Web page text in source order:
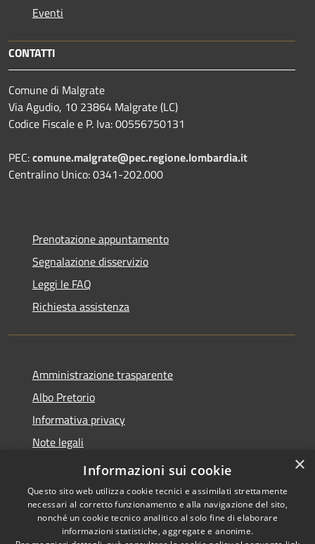
Eventi
CONTATTI
Comune di Malgrate
Via Agudio, 10 23864 Malgrate (LC)
Codice Fiscale e P. Iva: 00556750131
PEC:comune.malgrate@pec.regione.lombardia.it
Centralino Unico: 0341-202.000
Prenotazione appuntamento
Segnalazione disservizio
Leggi le FAQ
Richiesta assistenza
Amministrazione trasparente
Albo Pretorio
Informativa privacy
Note legali
Dichiarazione di accessibilità
Copyright © 2026 • Comune di
×
Informazioni sui cookie
Questo sito web utilizza cookie tecnici e assimilati strettamente
necessari al corretto funzionamento e alla navigazione del sito,
nonché un cookie tecnico analitico al solo fine di elaborare
informazioni statistiche, aggregate e anonime.